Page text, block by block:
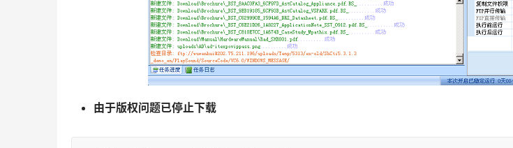
由于版权问题已停止下载